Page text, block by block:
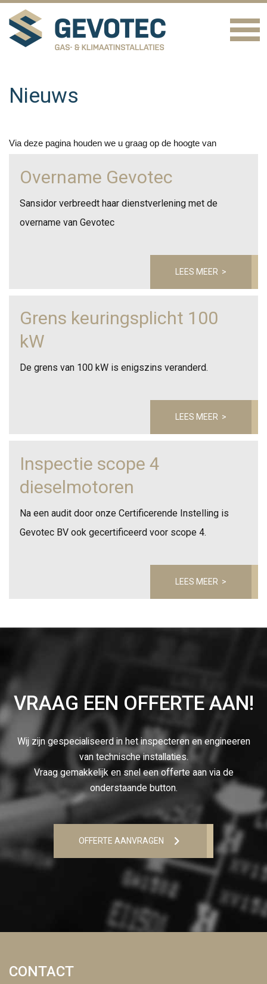
Nieuws
Via deze pagina houden we u graag op de hoogte van
Overname Gevotec
Sansidor verbreedt haar dienstverlening met de
overname van Gevotec
LEES MEER >
Grens keuringsplicht 100
kW
De grens van 100 kW is enigszins veranderd.
LEES MEER >
Inspectie scope 4
dieselmotoren
Na een audit door onze Certificerende Instelling is
Gevotec BV ook gecertificeerd voor scope 4.
LEES MEER >
VRAAG EEN OFFERTE AAN!
Wij zijn gespecialiseerd in het inspecteren en engineeren
van technische installaties.
Vraag gemakkelijk en snel een offerte aan via de
onderstaande button.
OFFERTE AANVRAGEN
CONTACT